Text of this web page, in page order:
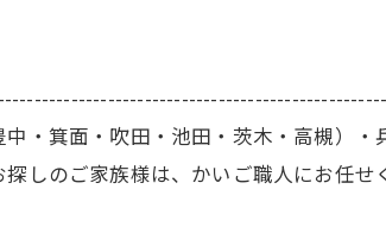
・箕面・吹田・池田・茨木・高槻）・
しのご家族様は、かいご職人にお任せ